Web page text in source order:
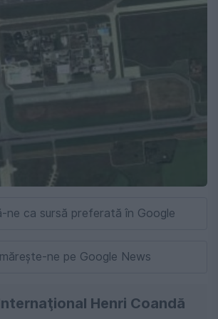
ne ca sursă preferată în Google
ne pe Google News
Henri Coandă